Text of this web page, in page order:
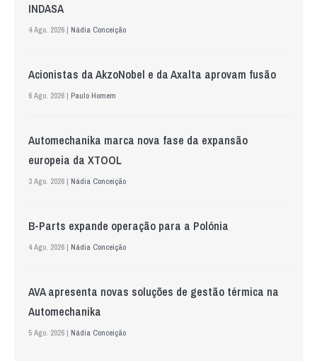
INDASA
4 Ago. 2026 | Nádia Conceição
Acionistas da AkzoNobel e da Axalta aprovam fusão
6 Ago. 2026 | Paulo Homem
Automechanika marca nova fase da expansão
europeia da XTOOL
3 Ago. 2026 | Nádia Conceição
B-Parts expande operação para a Polónia
4 Ago. 2026 | Nádia Conceição
AVA apresenta novas soluções de gestão térmica na
Automechanika
5 Ago. 2026 | Nádia Conceição